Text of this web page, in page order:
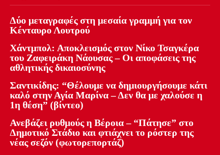
Δύο μεταγραφές στη μεσαία γραμμή για τον
Κένταυρο Λουτρού
Χάντμπολ: Αποκλεισμός στον Νίκο Τσαγκέρα
του Ζαφειράκη Νάουσας – Οι αποφάσεις της
αθλητικής δικαιοσύνης
Σαντικίδης: “Θέλουμε να δημιουργήσουμε κάτι
καλό στην Αγία Μαρίνα – Δεν θα με χαλούσε η
1η θέση” (βίντεο)
Ανεβάζει ρυθμούς η Βέροια – “Πάτησε” στο
Δημοτικό Στάδιο και φτιάχνει το ρόστερ της
νέας σεζόν (φωτορεπορτάζ)